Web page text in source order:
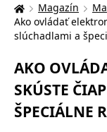
Tu
sa
Magazín
Ako ovládať
slúchadlami a
AKO
SKÚSTE
ŠPECIÁLNE